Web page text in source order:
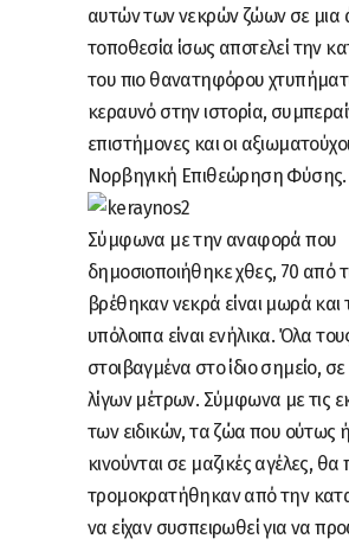
αυτών των νεκρών ζώων σε μια
τοποθεσία ίσως αποτελεί την
του πιο θανατηφόρου
κεραυνό στην ιστορία,
επιστήμονες και οι
Νορβηγική Επιθεώρηση Φύσης.
Σύμφωνα με την αναφορά που
δημοσιοποιήθηκε χθες, 70 από
βρέθηκαν νεκρά είναι μωρά και
υπόλοιπα είναι ενήλικα. Όλα
στοιβαγμένα στο ίδιο σημείο,
λίγων μέτρων. Σύμφωνα με τις
των ειδικών, τα ζώα που ούτως
κινούνται σε μαζικές αγέλες, θα
τρομοκρατήθηκαν από την
να είχαν συσπειρωθεί για να